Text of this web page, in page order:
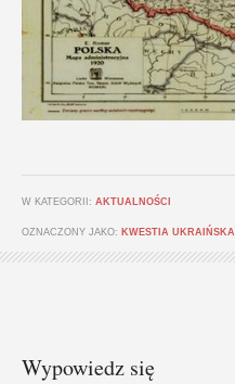
W KATEGORII: AKTUALNOŚCI
OZNACZONY JAKO: KWESTIA UKRAIŃSKA
Wypowiedz się